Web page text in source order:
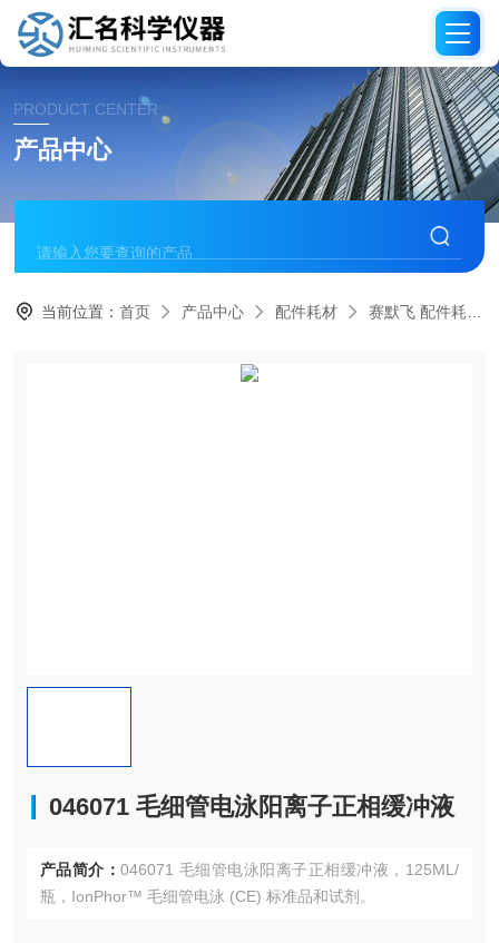
PRODUCT CENTER
产品中心
当前位置：首页 产品中心 配件耗材 赛默飞 配件耗材
046071 毛细管电泳阳离子正相缓冲液
产品简介： 046071 毛细管电泳阳离子正相缓冲液，125ML/
瓶，IonPhor™ 毛细管电泳 (CE) 标准品和试剂。